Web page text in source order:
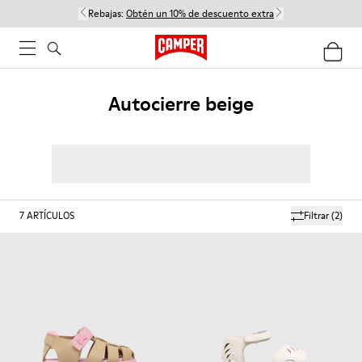
Rebajas: Obtén un 10% de descuento extra
Autocierre beige
Filtrar(2)
7ARTÍCULOS